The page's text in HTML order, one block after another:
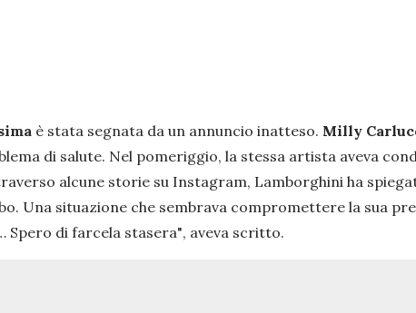
è stata segnata da un annuncio inatteso. Milly
di salute. Nel pomeriggio, la stessa artista aveva
alcune storie su Instagram, Lamborghini ha
Una situazione che sembrava compromettere la sua
Spero di farcela stasera", aveva scritto.